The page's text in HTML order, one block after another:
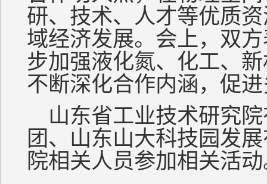
研、技术、人才等优质
域经济发展。会上，双
步加强液化氮、化工、
不断深化合作内涵，促
山东省工业技术研究
团、山东山大科技园发
院相关人员参加相关活